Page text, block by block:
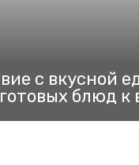
с вкусной
блюд к